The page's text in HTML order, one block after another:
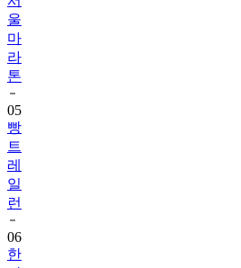
마
라
톤
05
빵
트
레
일
런
06
한
강
서